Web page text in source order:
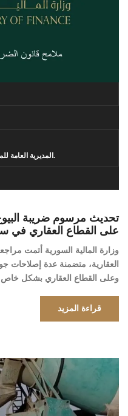
المديرية العامة
تحديث مرسوم ضريبة
على القطاع العقاري في
وزارة المالية السورية أتمت
العقارية، متضمنة عدة إصلاحات
وعلى القطاع العقاري بشكل خاص.
العقد لاحتساب الضريبة. – إلغاء
المعاملات العقارية. […]
قراءة المزيد